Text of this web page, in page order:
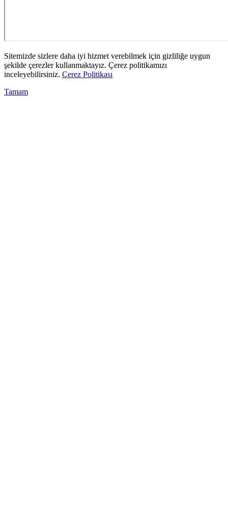
Sitemizde sizlere daha iyi hizmet verebilmek için gizliliğe uygun
şekilde çerezler kullanmaktayız. Çerez politikamızı
inceleyebilirsiniz. Çerez Politikası
Tamam